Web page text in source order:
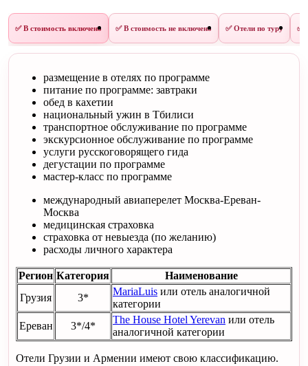
✅ В стоимость включено ✅ В стоимость не включено ✅ Отели по туру ✅
размещение в отелях по программе
питание по программе: завтраки
обед в кахетии
национальный ужин в Тбилиси
транспортное обслуживание по программе
экскурсионное обслуживание по программе
услуги русскоговорящего гида
дегустации по программе
мастер-класс по программе
международный авиаперелет Москва-Ереван-
Москва
медицинская страховка
страховка от невыезда (по желанию)
расходы личного характера
Регион Категория
Наименование
Грузия
3*
MariaLuis или отель аналогичной
категории
Ереван
3*/4*
The House Hotel Yerevan или отель
аналогичной категории
Отели Грузии и Армении имеют свою классификацию.